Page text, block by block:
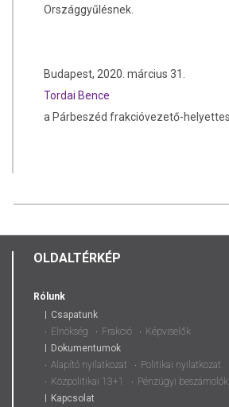
Országgyűlésnek.
Budapest, 2020. március 31.
Tordai Bence
a Párbeszéd frakcióvezető-
OLDALTÉRKÉP
Rólunk
Csapatunk
Elnökség
Frakció
Képviselők
Dokumentumok
Alapító nyilatkozat
Politikai nyilatkozat
Közpolitikai 13+1
Pénzügyi beszámolók
Kapcsolat